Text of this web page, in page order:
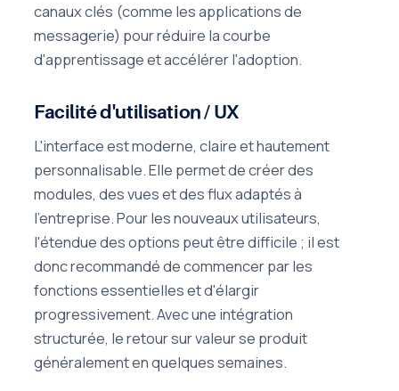
canaux clés (comme les applications de
messagerie) pour réduire la courbe
d'apprentissage et accélérer l'adoption.
Facilité d'utilisation / UX
L'interface est moderne, claire et hautement
personnalisable. Elle permet de créer des
modules, des vues et des flux adaptés à
l'entreprise. Pour les nouveaux utilisateurs,
l'étendue des options peut être difficile ; il est
donc recommandé de commencer par les
fonctions essentielles et d'élargir
progressivement. Avec une intégration
structurée, le retour sur valeur se produit
généralement en quelques semaines.